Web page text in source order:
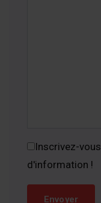
Inscrivez-
d'information !